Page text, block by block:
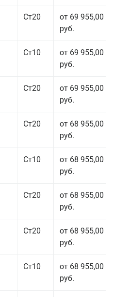
Ст20
от 69 955,00
руб.
Ст10
от 69 955,00
руб.
Ст20
от 69 955,00
руб.
Ст20
от 68 955,00
руб.
Ст10
от 68 955,00
руб.
Ст20
от 68 955,00
руб.
Ст20
от 68 955,00
руб.
Ст10
от 68 955,00
руб.